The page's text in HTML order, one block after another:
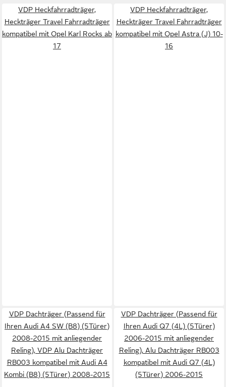
VDP Heckfahrradträger,
Heckträger Travel Fahrradträger
kompatibel mit Opel Karl Rocks ab
17
VDP Heckfahrradträger,
Heckträger Travel Fahrradträger
kompatibel mit Opel Astra (J) 10-
16
VDP Dachträger (Passend für
Ihren Audi A4 SW (B8) (5Türer)
2008-2015 mit anliegender
Reling), VDP Alu Dachträger
RB003 kompatibel mit Audi A4
Kombi (B8) (5Türer) 2008-2015
VDP Dachträger (Passend für
Ihren Audi Q7 (4L) (5Türer)
2006-2015 mit anliegender
Reling), Alu Dachträger RB003
kompatibel mit Audi Q7 (4L)
(5Türer) 2006-2015